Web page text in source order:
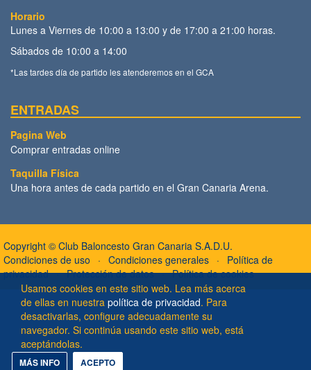
Usamos cookies en este sitio web. Lea más acerca
de ellas en nuestra política de privacidad. Para
desactivarlas, configure adecuadamente su
navegador. Si continúa usando este sitio web, está
aceptándolas.
MÁS INFO ACEPTO
Horario
Lunes a Viernes de 10:00 a 13:00 y de 17:00 a 21:00 horas.
Sábados de 10:00 a 14:00
*Las tardes día de partido les atenderemos en el GCA
ENTRADAS
Pagina Web
Comprar entradas online
Taquilla Física
Una hora antes de cada partido en el Gran Canaria Arena.
Copyright © Club Baloncesto Gran Canaria S.A.D.U.
Condiciones de uso
Condiciones generales
Política de
privacidad
Protección de datos Política de cookies